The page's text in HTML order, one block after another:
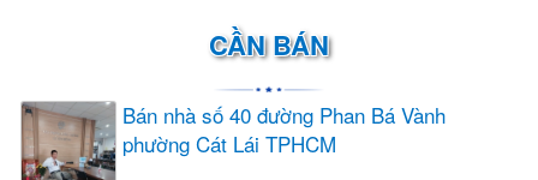
CẦN BÁN
Bán nhà số 40 đường Phan Bá Vành
phường Cát Lái TPHCM